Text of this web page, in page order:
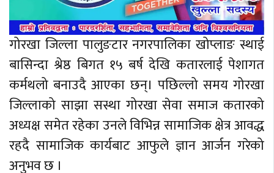
गोरखा जिल्ला पालुङटार नगरपालिका खोप्लाङ स्थाई
बासिन्दा श्रेष्ठ बिगत १५ बर्ष देखि कतारलाई पेशागत
कर्मथलो बनाउदै आएका छन्। पछिल्लो समय गोरखा
जिल्लाको साझा सस्था गोरखा सेवा समाज कतारको
अध्यक्ष समेत रहेका उनले विभिन्न सामाजिक क्षेत्र आवद्ध
रहदै सामाजिक कार्यबाट आफुले ज्ञान आर्जन गरेको
अनुभव छ ।